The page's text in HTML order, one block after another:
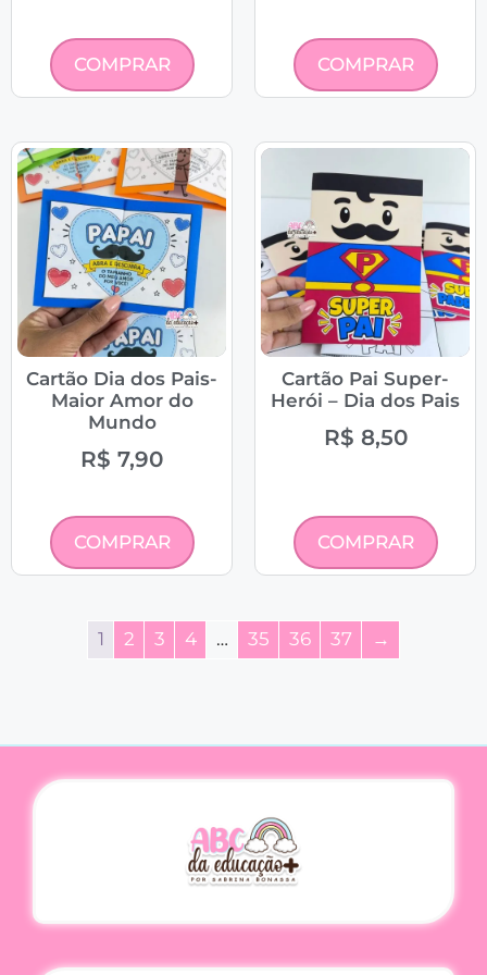
COMPRAR COMPRAR
Cartão Dia dos Pais-
Maior Amor do
Mundo
R$ 7,90
COMPRAR
Cartão Pai Super-
Herói – Dia dos Pais
R$ 8,50
COMPRAR
1 2 3 4 … 35 36 37 →